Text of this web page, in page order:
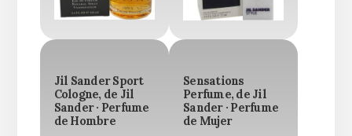
Jil Sander Sport
Cologne, de Jil
Sander · Perfume
de Hombre
Sensations
Perfume, de Jil
Sander · Perfume
de Mujer